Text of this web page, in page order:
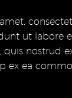
ut labore
nostrud
ex ea